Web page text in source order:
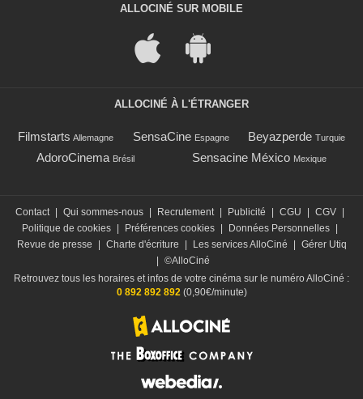
ALLOCINÉ SUR MOBILE
ALLOCINÉ À L'ÉTRANGER
Filmstarts Allemagne SensaCine Espagne Beyazperde Turquie
AdoroCinema Brésil Sensacine México Mexique
Contact Qui sommes-nous Recrutement Publicité CGU CGV
Politique de cookies
Préférences cookies Données Personnelles
Revue de presse
Charte d'écriture Les services AlloCiné
Gérer Utiq
©AlloCiné
Retrouvez tous les horaires et infos de votre cinéma sur le numéro AlloCiné :
0 892 892 892(0,90€/minute)